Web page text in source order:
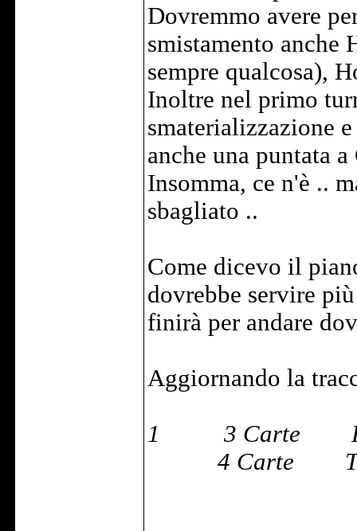
Dovremmo avere
smistamento anche
sempre qualcosa),
Inoltre nel primo
smaterializzazione
anche una puntata
Insomma, ce n'è ..
sbagliato ..
Come dicevo il
dovrebbe servire
finirà per andare
Aggiornando la
1 3 Carte
4 Carte